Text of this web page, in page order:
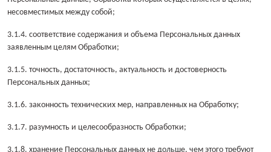
несовместимых между собой;
3.1.4. соответствие содержания и объема Персональных данных
заявленным целям Обработки;
3.1.5. точность, достаточность, актуальность и достоверность
Персональных данных;
3.1.6. законность технических мер, направленных на Обработку;
3.1.7. разумность и целесообразность Обработки;
3.1.8. хранение Персональных данных не дольше, чем этого требуют